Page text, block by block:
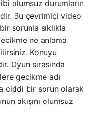
olumsuz durumların
Bu çevrimiçi video
sorunla sıklıkla
ne anlama
Konuyu
Oyun sırasında
gecikme adı
ciddi bir sorun olarak
akışını olumsuz